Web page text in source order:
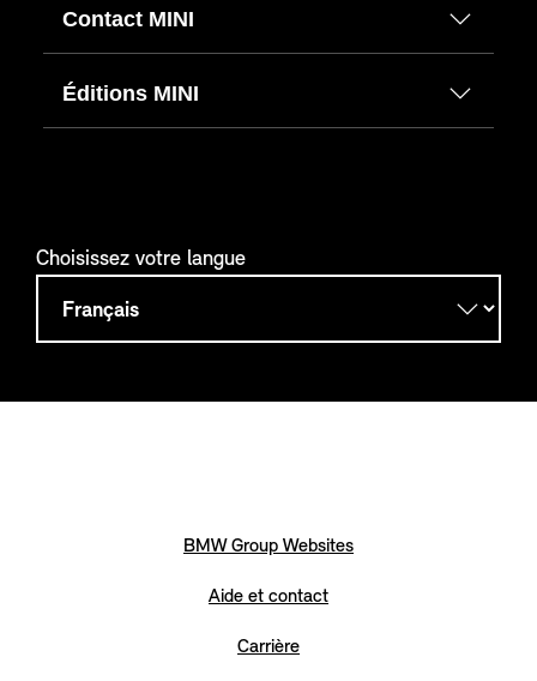
Contact MINI
Éditions MINI
Choisissez votre langue
BMW Group Websites
Aide et contact
Carrière